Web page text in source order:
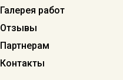
Галерея работ
Отзывы
Партнерам
Контакты